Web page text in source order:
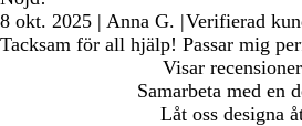
8 okt. 2025 | Anna G. |Verifierad
Tacksam för all hjälp! Passar mig
Visar recensioner
Samarbeta med en
Låt oss designa